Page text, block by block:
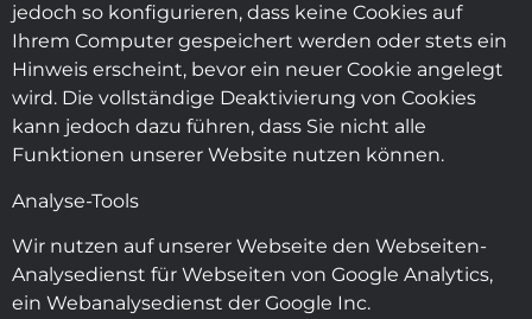
jedoch so konfigurieren, dass keine Cookies auf
Ihrem Computer gespeichert werden oder stets ein
Hinweis erscheint, bevor ein neuer Cookie angelegt
wird. Die vollständige Deaktivierung von Cookies
kann jedoch dazu führen, dass Sie nicht alle
Funktionen unserer Website nutzen können.
Analyse-Tools
Wir nutzen auf unserer Webseite den Webseiten-
Analysedienst für Webseiten von Google Analytics,
ein Webanalysedienst der Google Inc.